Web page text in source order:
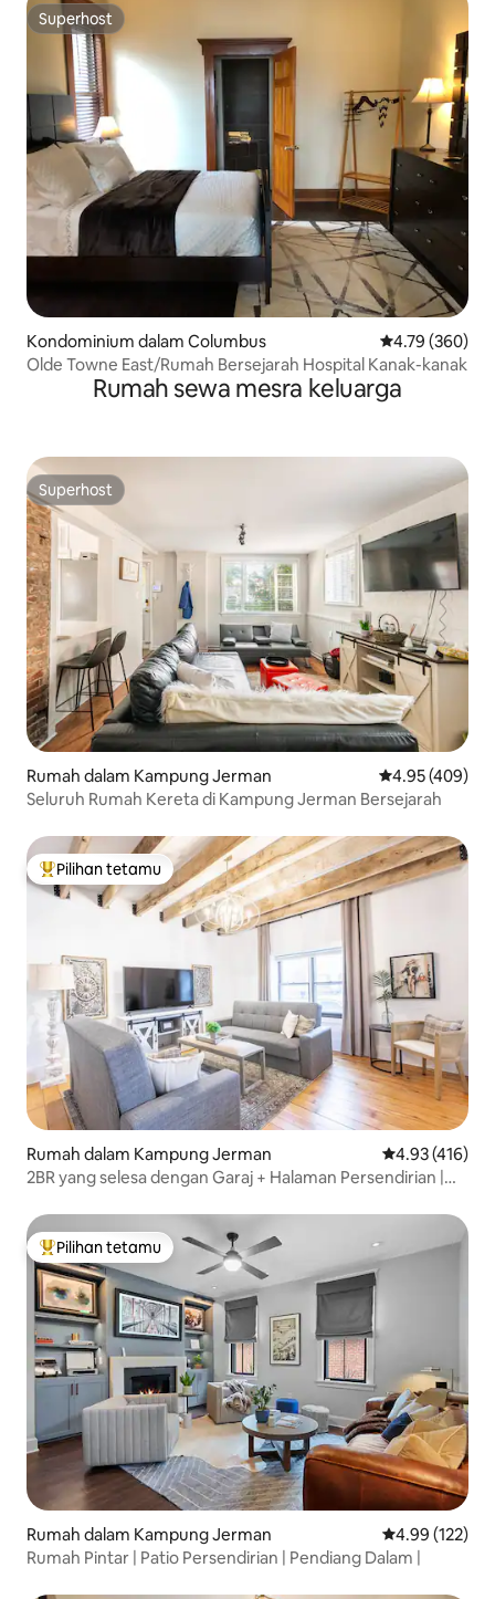
Superhost
Superhost
Kondominium dalam Columbus Penarafan
4.79 (360)
Olde Towne East/Rumah Bersejarah Hospital Kanak-kanak
Rumah sewa mesra keluarga
Superhost
Superhost
Rumah dalam Kampung Jerman Penarafan
4.95 (409)
Seluruh Rumah Kereta di Kampung Jerman Bersejarah
Pilihan utama tetamu
Pilihan tetamu
Rumah dalam Kampung Jerman Penarafan
4.93 (416)
2BR yang selesa dengan Garaj + Halaman Persendirian |
Pilihan utama tetamu
Pilihan tetamu
Rumah dalam Kampung Jerman Penarafan
4.99 (122)
Rumah Pintar | Patio Persendirian | Pendiang Dalam |